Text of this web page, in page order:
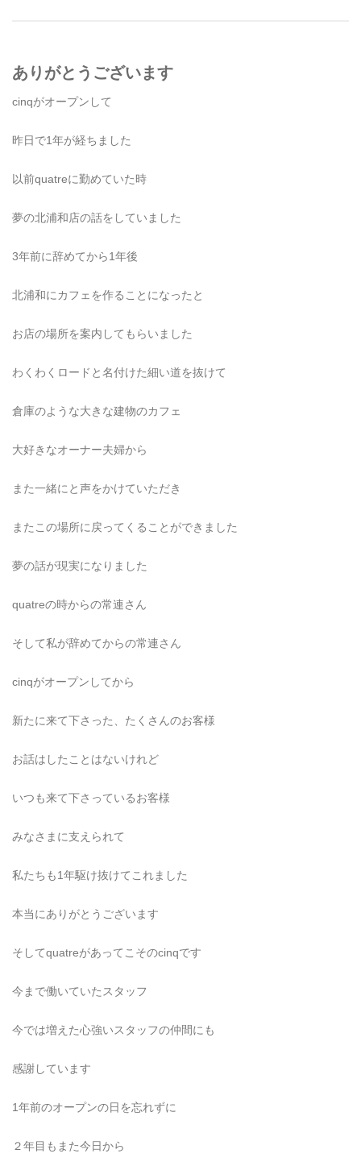
ありがとうございます
cinqがオープンして
昨日で1年が経ちました
以前quatreに勤めていた時
夢の北浦和店の話をしていました
3年前に辞めてから1年後
北浦和にカフェを作ることになったと
お店の場所を案内してもらいました
わくわくロードと名付けた細い道を抜けて
倉庫のような大きな建物のカフェ
大好きなオーナー夫婦から
また一緒にと声をかけていただき
またこの場所に戻ってくることができました
夢の話が現実になりました
quatreの時からの常連さん
そして私が辞めてからの常連さん
cinqがオープンしてから
新たに来て下さった、たくさんのお客様
お話はしたことはないけれど
いつも来て下さっているお客様
みなさまに支えられて
私たちも1年駆け抜けてこれました
本当にありがとうございます
そしてquatreがあってこそのcinqです
今まで働いていたスタッフ
今では増えた心強いスタッフの仲間にも
感謝しています
1年前のオープンの日を忘れずに
２年目もまた今日から